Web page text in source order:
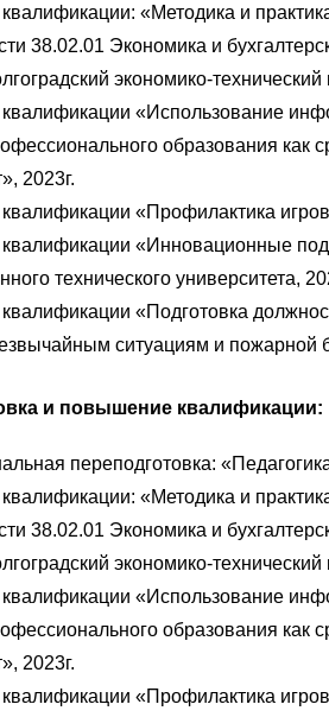
«Методика и
38.02.01 Экономика и
экономико-технический
«Использование
образования как
2023г.
«Профилактика
«Инновационные
технического университета,
«Подготовка
ситуациям и пожарной
и повышение квалификации:
переподготовка:
«Методика и
38.02.01 Экономика и
экономико-технический
«Использование
образования как
2023г.
«Профилактика